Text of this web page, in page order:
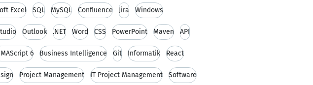
Excel SQL MySQL Confluence Jira Windows
Outlook .NET Word CSS PowerPoint Maven API
6 Business Intelligence Git Informatik React
Project Management IT Project Management Software